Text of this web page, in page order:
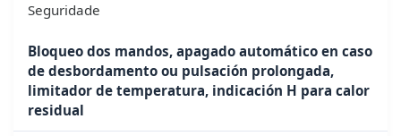
Seguridade
Bloqueo dos mandos, apagado automático en caso
de desbordamento ou pulsación prolongada,
limitador de temperatura, indicación H para calor
residual